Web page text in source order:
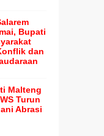
Bupati
dan
Malteng
Turun
Abrasi